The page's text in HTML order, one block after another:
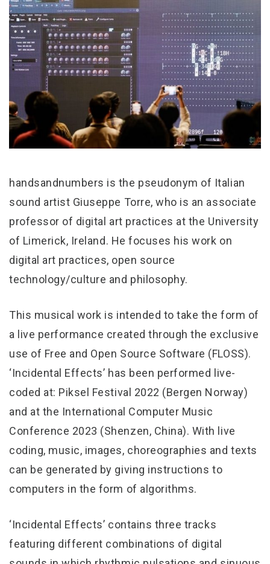
handsandnumbers is the pseudonym of Italian
sound artist Giuseppe Torre, who is an associate
professor of digital art practices at the University
of Limerick, Ireland. He focuses his work on
digital art practices, open source
technology/culture and philosophy.
This musical work is intended to take the form of
a live performance created through the exclusive
use of Free and Open Source Software (FLOSS).
‘Incidental Effects’ has been performed live-
coded at: Piksel Festival 2022 (Bergen Norway)
and at the International Computer Music
Conference 2023 (Shenzen, China). With live
coding, music, images, choreographies and texts
can be generated by giving instructions to
computers in the form of algorithms.
‘Incidental Effects’ contains three tracks
featuring different combinations of digital